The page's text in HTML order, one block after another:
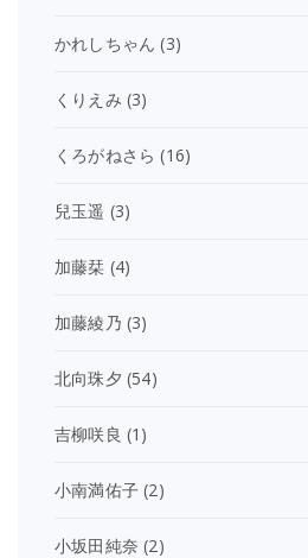
かれしちゃん (3)
くりえみ (3)
くろがねさら (16)
兒玉遥 (3)
加藤栞 (4)
加藤綾乃 (3)
北向珠夕 (54)
吉柳咲良 (1)
小南満佑子 (2)
小坂田純奈 (2)